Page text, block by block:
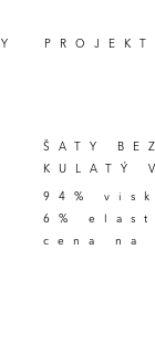
ŠATY
KULATÝ
94%
6%
cena na